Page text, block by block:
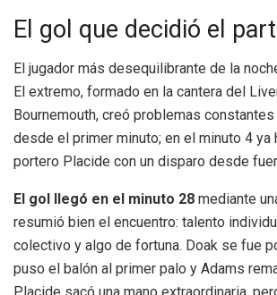
El gol que decidió el
El jugador más desequilibrante de la
El extremo, formado en la cantera del
Bournemouth, creó problemas
desde el primer minuto; en el minuto 4 ya
portero Placide con un disparo desde
El gol llegó en el minuto 28 mediante
resumió bien el encuentro: talento
colectivo y algo de fortuna. Doak se fue
puso el balón al primer palo y Adams